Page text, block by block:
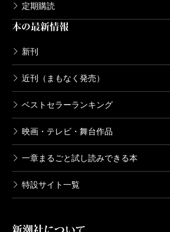
定期購読
本の最新情報
新刊
近刊（まもなく発売）
ベストセラーランキング
映画・テレビ・舞台作品
一章まるごと試し読みできる本
特設サイト一覧